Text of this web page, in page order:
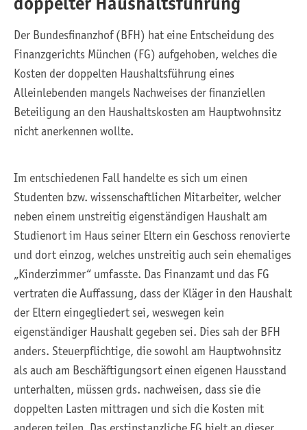
Der Bundesfinanzhof (BFH) hat eine Entscheidung des
Finanzgerichts München (FG) aufgehoben, welches die
Kosten der doppelten Haushaltsführung eines
Alleinlebenden mangels Nachweises der finanziellen
Beteiligung an den Haushaltskosten am Hauptwohnsitz
nicht anerkennen wollte.
Im entschiedenen Fall handelte es sich um einen
Studenten bzw. wissenschaftlichen Mitarbeiter, welcher
neben einem unstreitig eigenständigen Haushalt am
Studienort im Haus seiner Eltern ein Geschoss renovierte
und dort einzog, welches unstreitig auch sein ehemaliges
„Kinderzimmer“ umfasste. Das Finanzamt und das FG
vertraten die Auffassung, dass der Kläger in den Haushalt
der Eltern eingegliedert sei, weswegen kein
eigenständiger Haushalt gegeben sei. Dies sah der BFH
anders. Steuerpflichtige, die sowohl am Hauptwohnsitz
als auch am Beschäftigungsort einen eigenen Hausstand
unterhalten, müssen grds. nachweisen, dass sie die
doppelten Lasten mittragen und sich die Kosten mit